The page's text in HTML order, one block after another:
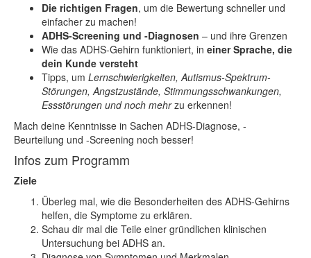
Die richtigen Fragen, um die Bewertung schneller und
einfacher zu machen!
ADHS-Screening und -Diagnosen – und ihre Grenzen
Wie das ADHS-Gehirn funktioniert, in einer Sprache, die
dein Kunde versteht
Tipps, um Lernschwierigkeiten, Autismus-Spektrum-
Störungen, Angstzustände, Stimmungsschwankungen,
Essstörungen und noch mehrzu erkennen!
Mach deine Kenntnisse in Sachen ADHS-Diagnose, -
Beurteilung und -Screening noch besser!
Infos zum Programm
Ziele
Überleg mal, wie die Besonderheiten des ADHS-Gehirns
helfen, die Symptome zu erklären.
Schau dir mal die Teile einer gründlichen klinischen
Untersuchung bei ADHS an.